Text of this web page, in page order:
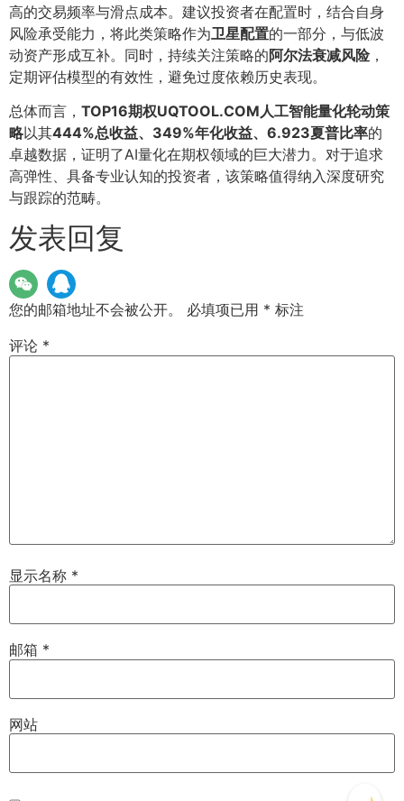
高的交易频率与滑点成本。建议投资者在配置时，结合自身
风险承受能力，将此类策略作为卫星配置的一部分，与低波
动资产形成互补。同时，持续关注策略的阿尔法衰减风险，
定期评估模型的有效性，避免过度依赖历史表现。
总体而言， TOP16期权UQTOOL.COM人工智能量化轮动策
略以其444%总收益、349%年化收益、6.923夏普比率的
卓越数据，证明了AI量化在期权领域的巨大潜力。对于追求
高弹性、具备专业认知的投资者，该策略值得纳入深度研究
与跟踪的范畴。
发表回复
您的邮箱地址不会被公开。 必填项已用 * 标注
评论 *
显示名称 *
邮箱 *
网站